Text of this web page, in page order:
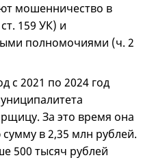
мошенничество в
159 УК) и
полномочиями (ч. 2
с 2021 по 2024 год
За это время она
в 2,35 млн рублей.
500 тысяч рублей